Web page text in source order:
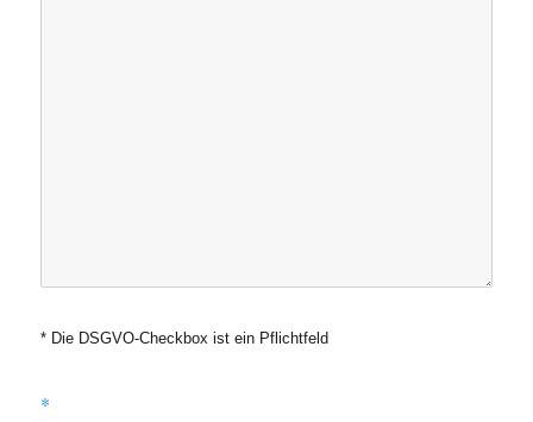
* Die DSGVO-Checkbox ist ein Pflichtfeld
*